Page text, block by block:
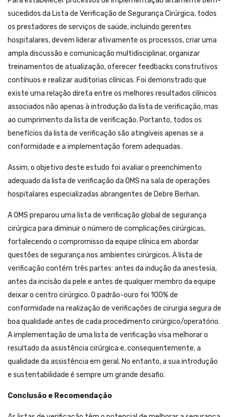
sucedidos da Lista de Verificação de Segurança Cirúrgica, todos
os prestadores de serviços de saúde, incluindo gerentes
hospitalares, devem liderar ativamente os processos, criar uma
ampla discussão e comunicação multidisciplinar, organizar
treinamentos de atualização, oferecer feedbacks construtivos
contínuos e realizar auditorias clínicas. Foi demonstrado que
existe uma relação direta entre os melhores resultados clínicos
associados não apenas à introdução da lista de verificação, mas
ao cumprimento da lista de verificação. Portanto, todos os
benefícios da lista de verificação são atingíveis apenas se a
conformidade e a implementação forem adequadas.
Assim, o objetivo deste estudo foi avaliar o preenchimento
adequado da lista de verificação da OMS na sala de operações
hospitalares especializadas abrangentes de Debre Berhan.
A OMS preparou uma lista de verificação global de segurança
cirúrgica para diminuir o número de complicações cirúrgicas,
fortalecendo o compromisso da equipe clínica em abordar
questões de segurança nos ambientes cirúrgicos. A lista de
verificação contém três partes: antes da indução da anestesia,
antes da incisão da pele e antes de qualquer membro da equipe
deixar o centro cirúrgico. O padrão-ouro foi 100% de
conformidade na realização de verificações de cirurgia segura de
boa qualidade antes de cada procedimento cirúrgico/operatório.
A implementação de uma lista de verificação visa melhorar o
resultado da assistência cirúrgica e, consequentemente, a
qualidade da assistência em geral. No entanto, a sua introdução
e sustentabilidade é sempre um grande desafio.
Conclusão e Recomendação